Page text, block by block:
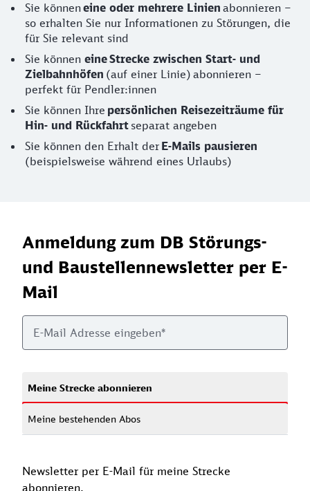
Sie könneneine oder mehrere Linien abonnieren –
so erhalten Sie nur Informationen zu Störungen, die
für Sie relevant sind
Sie können eine Strecke zwischen Start- und
Zielbahnhöfen (auf einer Linie) abonnieren –
perfekt für Pendler:innen
Sie können Ihre persönlichen Reisezeiträume für
Hin- und Rückfahrt separat angeben
Sie können den Erhalt der E-Mails pausieren
(beispielsweise während eines Urlaubs)